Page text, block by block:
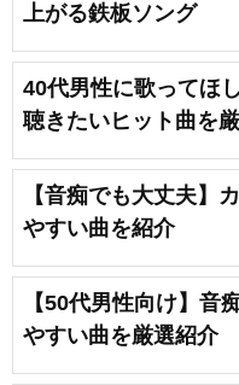
上がる鉄板ソング
40代男性に歌ってほ
聴きたいヒット曲を厳
【音痴でも大丈夫】
やすい曲を紹介
【50代男性向け】音
やすい曲を厳選紹介